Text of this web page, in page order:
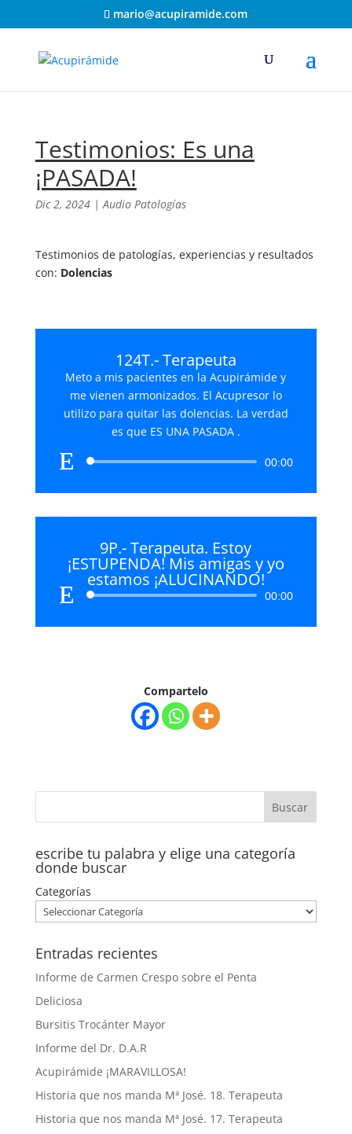
mario@acupiramide.com
Testimonios: Es una
¡PASADA!
Dic 2, 2024|Audio Patologías
Testimonios de patologías, experiencias y resultados
con: Dolencias
124T.- Terapeuta
Meto a mis pacientes en la Acupirámide y
me vienen armonizados. El Acupresor lo
utilizo para quitar las dolencias. La verdad
es que ES UNA PASADA .
Reproductor
audio
00:00
9P.- Terapeuta. Estoy
¡ESTUPENDA! Mis amigas y yo
estamos ¡ALUCINANDO!
Reproductor
audio
00:00
Compartelo
escribe tu palabra y elige una categoría
donde buscar
Categorías
Entradas recientes
Informe de Carmen Crespo sobre el Penta
Deliciosa
Bursitis Trocánter Mayor
Informe del Dr. D.A.R
Acupirámide ¡MARAVILLOSA!
Historia que nos manda Mª José. 18. Terapeuta
Historia que nos manda Mª José. 17. Terapeuta